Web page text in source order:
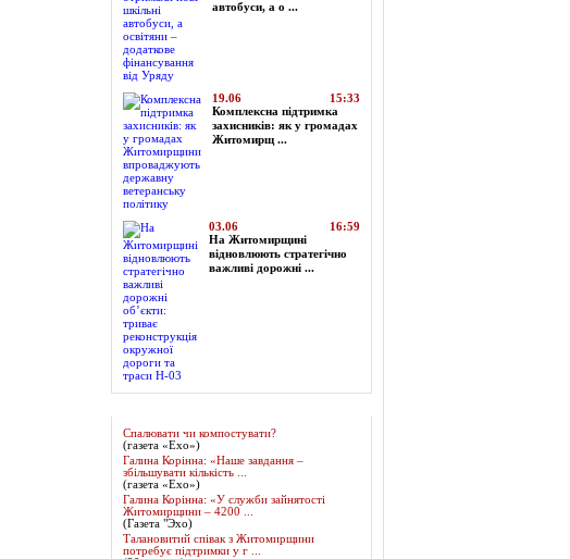
автобуси, а о ...
19.06
15:33
Комплексна підтримка
захисників: як у громадах
Житомирщ ...
03.06
16:59
На Житомирщині
відновлюють стратегічно
важливі дорожні ...
Спалювати чи компостувати?
(газета «Ехо»)
Галина Корінна: «Наше завдання –
збільшувати кількість ...
(газета «Ехо»)
Галина Корінна: «У служби зайнятості
Житомирщини – 4200 ...
(Газета "Эхо)
Талановитий співак з Житомирщини
потребує підтримки у г ...